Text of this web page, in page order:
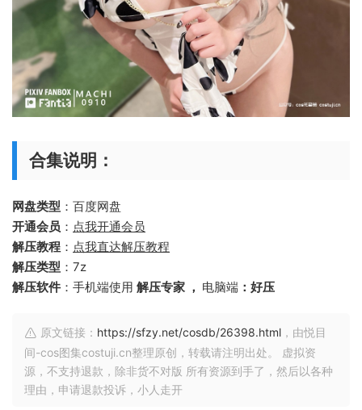
合集说明：
网盘类型 ：百度网盘
开通会员 ： 点我开通会员
解压教程 ： 点我直达解压教程
解压类型 ：7z
解压软件 ：手机端使用 解压专家 ， 电脑端 ：好压
原文链接： https://sfzy.net/cosdb/26398.html ，由悦目
间-cos图集costuji.cn整理原创，转载请注明出处。 虚拟资
源，不支持退款，除非货不对版 所有资源到手了，然后以各种
理由，申请退款投诉，小人走开